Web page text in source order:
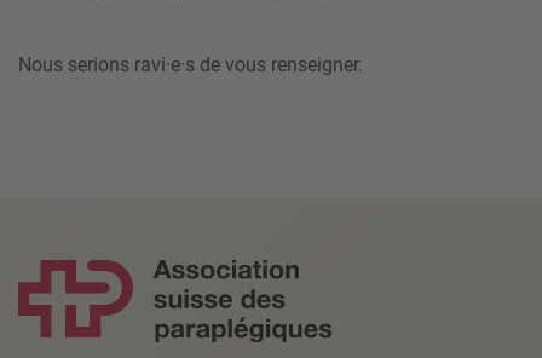
Nous serions ravi·e·s de vous renseigner.